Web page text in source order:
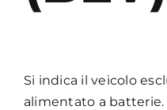
Si indica il veicolo
alimentato a batterie.